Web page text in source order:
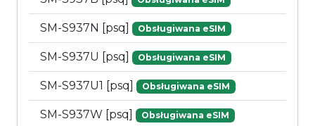
SM-S937N [psq] Obsługiwana eSIM
SM-S937U [psq] Obsługiwana eSIM
SM-S937U1 [psq] Obsługiwana eSIM
SM-S937W [psq] Obsługiwana eSIM